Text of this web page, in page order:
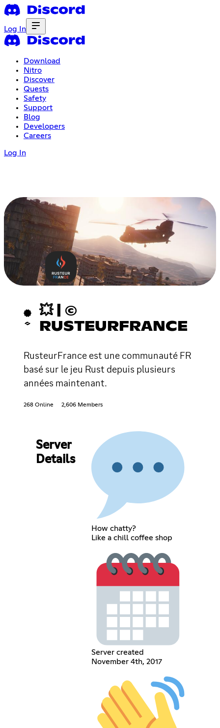
Log In
Download
Nitro
Discover
Quests
Safety
Support
Blog
Developers
Careers
Log In
💥 | ©
RUSTEURFRANCE
RusteurFrance est une communauté FR
basé sur le jeu Rust depuis plusieurs
années maintenant.
268 Online 2,606 Members
Server
Details
How chatty?
Like a chill coffee shop
Server created
November 4th, 2017